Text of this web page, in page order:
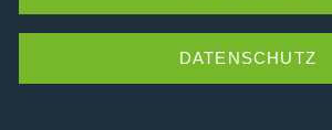
DATENSCHUTZ